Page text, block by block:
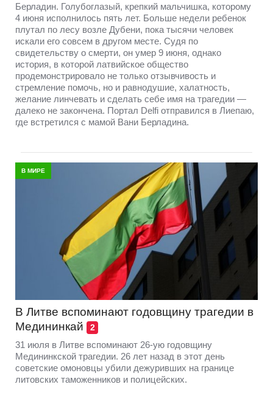
Берладин. Голубоглазый, крепкий мальчишка, которому
4 июня исполнилось пять лет. Больше недели ребенок
плутал по лесу возле Дубени, пока тысячи человек
искали его совсем в другом месте. Судя по
свидетельству о смерти, он умер 9 июня, однако
история, в которой латвийское общество
продемонстрировало не только отзывчивость и
стремление помочь, но и равнодушие, халатность,
желание линчевать и сделать себе имя на трагедии —
далеко не закончена. Портал Delfi отправился в Лиепаю,
где встретился с мамой Вани Берладина.
В МИРЕ
В Литве вспоминают годовщину трагедии в
Медининкай
2
31 июля в Литве вспоминают 26-ую годовщину
Медининкской трагедии. 26 лет назад в этот день
советские омоновцы убили дежуривших на границе
литовских таможенников и полицейских.